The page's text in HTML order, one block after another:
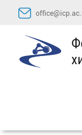
Перейти
содержимому